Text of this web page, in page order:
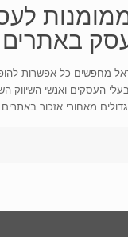
באתרים
מחפשים כל אפשרות
העסקים ואנשי השיווק
מאחורי אזכור באתרים